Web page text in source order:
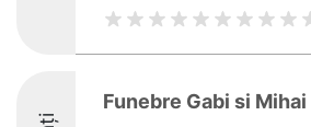
Funebre Gabi si Mihai